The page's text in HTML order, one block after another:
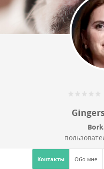
Контакты Обо мне